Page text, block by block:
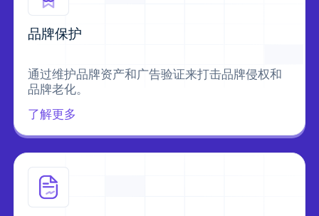
品牌保护
通过维护品牌资产和广告验证来打击品牌侵权和
品牌老化。
了解更多